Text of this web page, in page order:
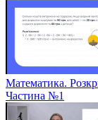
Математика.
Частина №1